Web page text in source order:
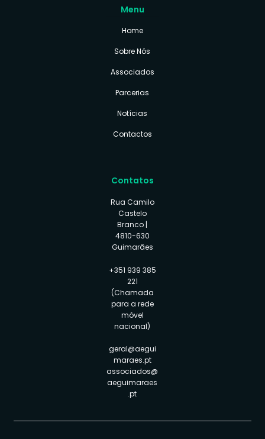
Menu
Home
Sobre Nós
Associados
Parcerias
Notícias
Contactos
Contatos
Rua Camilo
Castelo
Branco |
4810-630
Guimarães
+351 939 385
221
(Chamada
para a rede
móvel
nacional)
geral@aegui
maraes.pt
associados@
aeguimaraes
.pt